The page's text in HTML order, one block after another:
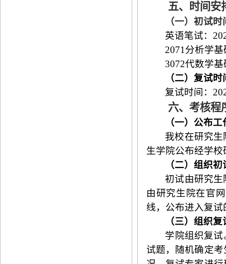
五、时间安
（一）初试
英语笔试：
2071分析学
3072代数学基
（二）复试
复试时间： 2
六、考核程
（一）公布
我校在研究
生学院公布经学
（二）组织初
初试由研究
由研究生院在官
线，公布进入复
（三）组织复
学院组织复
试题，随机确定